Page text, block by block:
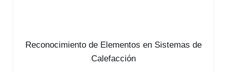
Reconocimiento de Elementos en Sistemas de
Calefacción